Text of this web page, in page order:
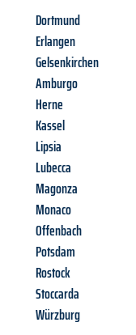
Dortmund
Erlangen
Gelsenkirchen
Amburgo
Herne
Kassel
Lipsia
Lubecca
Magonza
Monaco
Offenbach
Potsdam
Rostock
Stoccarda
Würzburg